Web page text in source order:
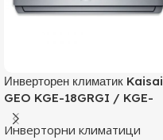
Инверторен климатик Kaisai
GEO KGE-18GRGI / KGE-
18GRGO, 18000 BTU, Клас
A++
Инверторни климатици